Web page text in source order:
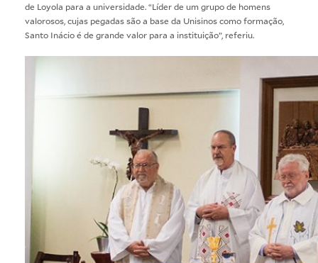
de Loyola para a universidade. “Líder de um grupo de homens
valorosos, cujas pegadas são a base da Unisinos como formação,
Santo Inácio é de grande valor para a instituição”, referiu.